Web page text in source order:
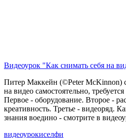
Видеоурок "Как снимать себя на
Питер Маккейн (©Peter McKinnon)
на видео самостоятельно,
Первое - оборудование. Второе -
креативность. Третье - видеоряд.
знания воедино - смотрите в
видеоурокиселфи